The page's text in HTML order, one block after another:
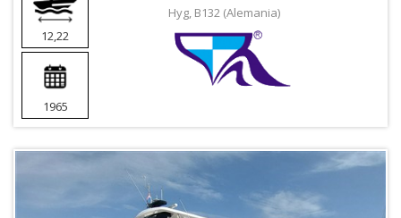
12,22
1965
Hyg, B132 (Alemania)